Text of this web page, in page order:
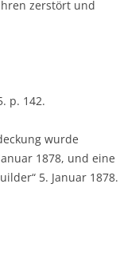
zerstört und
p. 142.
wurde
1878, und eine
5. Januar 1878.